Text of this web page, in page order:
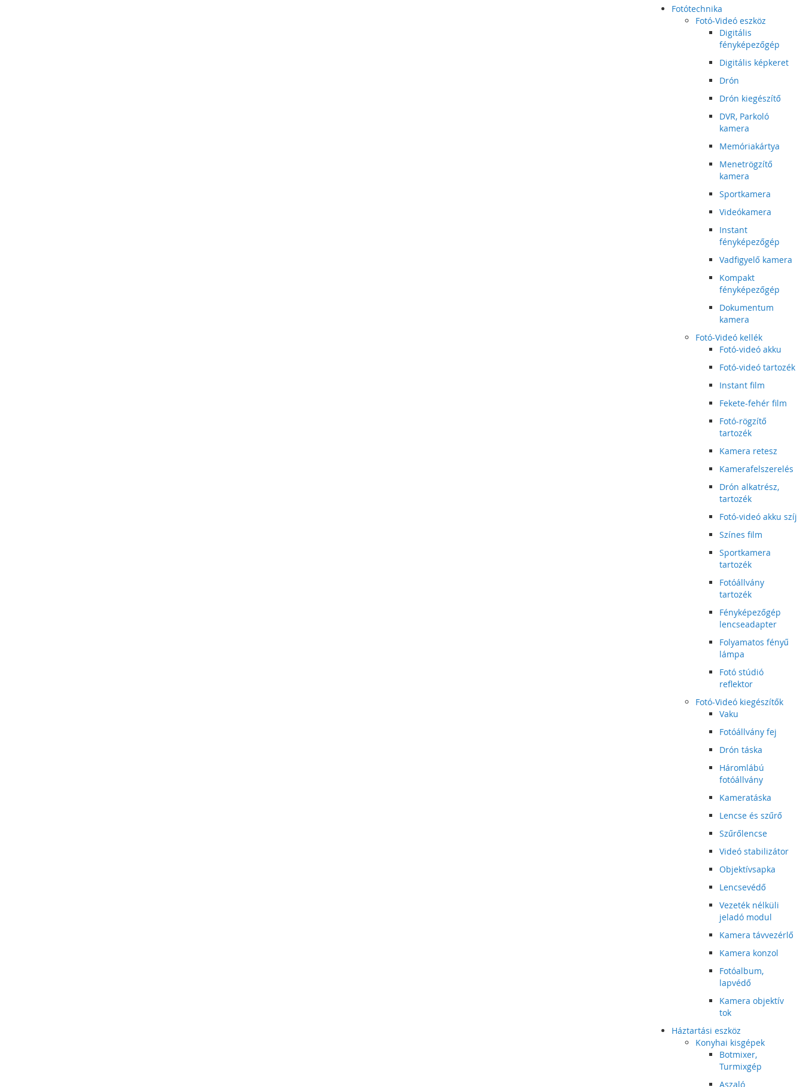
Fotótechnika
Fotó-Videó eszköz
Digitális
fényképezőgép
Digitális képkeret
Drón
Drón kiegészítő
DVR, Parkoló
kamera
Memóriakártya
Menetrögzítő
kamera
Sportkamera
Videókamera
Instant
fényképezőgép
Vadfigyelő kamera
Kompakt
fényképezőgép
Dokumentum
kamera
Fotó-Videó kellék
Fotó-videó akku
Fotó-videó tartozék
Instant film
Fekete-fehér film
Fotó-rögzítő
tartozék
Kamera retesz
Kamerafelszerelés
Drón alkatrész,
tartozék
Fotó-videó akku szíj
Színes film
Sportkamera
tartozék
Fotóállvány
tartozék
Fényképezőgép
lencseadapter
Folyamatos fényű
lámpa
Fotó stúdió
reflektor
Fotó-Videó kiegészítők
Vaku
Fotóállvány fej
Drón táska
Háromlábú
fotóállvány
Kameratáska
Lencse és szűrő
Szűrőlencse
Videó stabilizátor
Objektívsapka
Lencsevédő
Vezeték nélküli
jeladó modul
Kamera távvezérlő
Kamera konzol
Fotóalbum,
lapvédő
Kamera objektív
tok
Háztartási eszköz
Konyhai kisgépek
Botmixer,
Turmixgép
Aszaló